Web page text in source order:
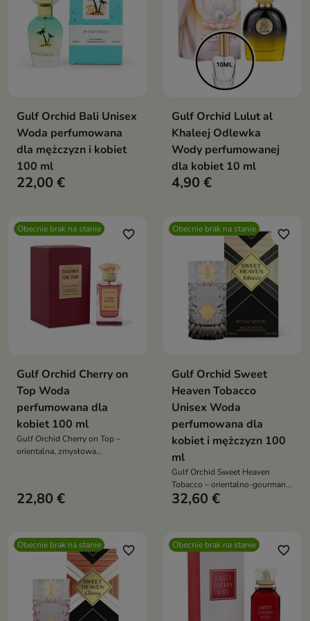
Gulf Orchid Bali Unisex
Woda perfumowana
dla mężczyzn i kobiet
100 ml
22,00 €
Gulf Orchid Lulut al
Khaleej Odlewka
Wody perfumowanej
dla kobiet 10 ml
4,90 €
Obecnie brak na stanie favorite_border
Gulf Orchid Cherry on
Top Woda
perfumowana dla
kobiet 100 ml
Gulf Orchid Cherry on Top –
orientalna, zmysłowa
paczula, sandałowiec, tonka i
22,80 €
Obecnie brak na stanie favorite_border
Gulf Orchid Sweet
Heaven Tobacco
Unisex Woda
perfumowana dla
kobiet i mężczyzn 100
ml
Gulf Orchid Sweet Heaven
Tobacco – orientalno-gourmand
unisex: rozgrzewające
tonka, wanilia i szlachetny tytoń
32,60 €
Obecnie brak na stanie favorite_border Obecnie brak na stanie favorite_border